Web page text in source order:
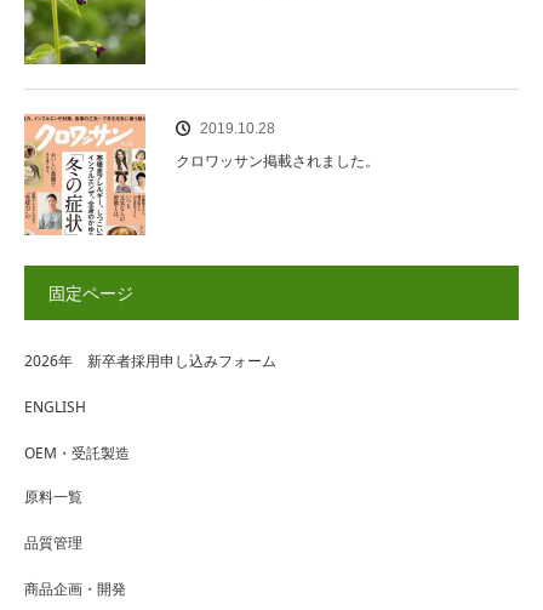
2019.10.28
クロワッサン掲載されました。
固定ページ
2026年 新卒者採用申し込みフォーム
ENGLISH
OEM・受託製造
原料一覧
品質管理
商品企画・開発